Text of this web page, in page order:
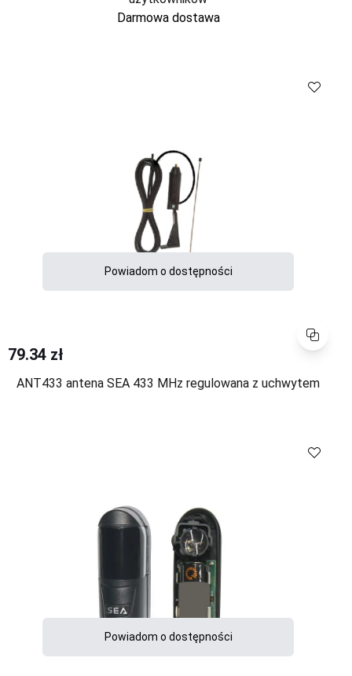
Darmowa dostawa
Porównaj
Powiadom o dostępności
79.34 zł
ANT433 antena SEA 433 MHz regulowana z uchwytem
Powiadom o dostępności